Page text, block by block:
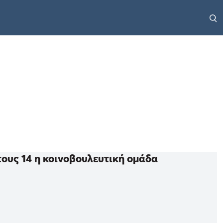
14 η κοινοβουλευτική ομάδα